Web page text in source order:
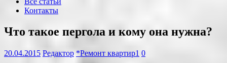
Контакты
Что такое пергола и кому она нужна?
20.04.2015 Редактор *Ремонт квартир1 0